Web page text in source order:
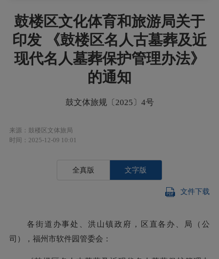
鼓楼区文化体育和旅游局关于
印发 《鼓楼区名人古墓葬及近
现代名人墓葬保护管理办法》
的通知
鼓文体旅规〔2025〕4号
来源：鼓楼区文体旅局
时间：2025-12-09 10:01
全真版 文字版
文件下载
各街道办事处、洪山镇政府，区直各办、局（公
司），福州市软件园管委会：